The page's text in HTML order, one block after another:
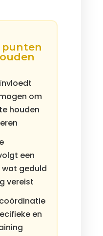
punten
om
houden
een
geduld
vereist
en